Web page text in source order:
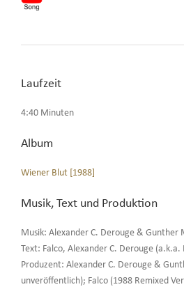
Laufzeit
4:40 Minuten
Album
Wiener Blut [1988]
Musik, Text und Produktion
Musik: Alexander C. Derouge & Gunther
Text: Falco, Alexander C. Derouge (a.k.a.
Produzent: Alexander C. Derouge &
unveröffentlich); Falco (1988 Remixed